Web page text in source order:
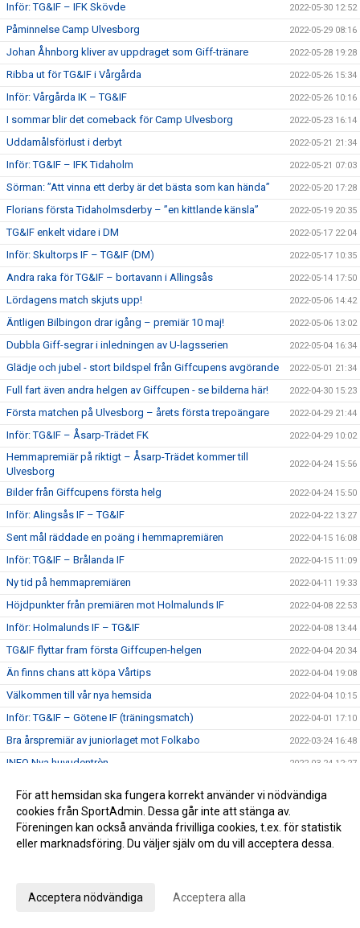
Inför: TG&IF – IFK Skövde 2022-05-30 12:52
Påminnelse Camp Ulvesborg 2022-05-29 08:16
Johan Åhnborg kliver av uppdraget som Giff-tränare 2022-05-28 19:28
Ribba ut för TG&IF i Vårgårda 2022-05-26 15:34
Inför: Vårgårda IK – TG&IF 2022-05-26 10:16
I sommar blir det comeback för Camp Ulvesborg 2022-05-23 16:14
Uddamålsförlust i derbyt 2022-05-21 21:34
Inför: TG&IF – IFK Tidaholm 2022-05-21 07:03
Sörman: ”Att vinna ett derby är det bästa som kan hända” 2022-05-20 17:28
Florians första Tidaholmsderby – ”en kittlande känsla” 2022-05-19 20:35
TG&IF enkelt vidare i DM 2022-05-17 22:04
Inför: Skultorps IF – TG&IF (DM) 2022-05-17 10:35
Andra raka för TG&IF – bortavann i Allingsås 2022-05-14 17:50
Lördagens match skjuts upp! 2022-05-06 14:42
Äntligen Bilbingon drar igång – premiär 10 maj! 2022-05-06 13:02
Dubbla Giff-segrar i inledningen av U-lagsserien 2022-05-04 16:34
Glädje och jubel - stort bildspel från Giffcupens avgörande 2022-05-01 21:34
Full fart även andra helgen av Giffcupen - se bilderna här! 2022-04-30 15:23
Första matchen på Ulvesborg – årets första trepoängare 2022-04-29 21:44
Inför: TG&IF – Åsarp-Trädet FK 2022-04-29 10:02
Hemmapremiär på riktigt – Åsarp-Trädet kommer till
Ulvesborg
2022-04-24 15:56
Bilder från Giffcupens första helg 2022-04-24 15:50
Inför: Alingsås IF – TG&IF 2022-04-22 13:27
Sent mål räddade en poäng i hemmapremiären 2022-04-15 16:08
Inför: TG&IF – Brålanda IF 2022-04-15 11:09
Ny tid på hemmapremiären 2022-04-11 19:33
Höjdpunkter från premiären mot Holmalunds IF 2022-04-08 22:53
Inför: Holmalunds IF – TG&IF 2022-04-08 13:44
TG&IF flyttar fram första Giffcupen-helgen 2022-04-04 20:34
Än finns chans att köpa Vårtips 2022-04-04 19:08
Välkommen till vår nya hemsida 2022-04-04 10:15
Inför: TG&IF – Götene IF (träningsmatch) 2022-04-01 17:10
Bra årspremiär av juniorlaget mot Folkabo 2022-03-24 16:48
INFO Nya huvudentrèn 2022-03-24 12:27
Inför: Husqvarna FF – TG&IF
Inför: TG&IF – IK Gauthiod (träningsmatch) 2022-03-05 07:33
Inför: TG&IF – Vänersborgs FK (träningsmatch)
För att hemsidan ska fungera korrekt använder vi nödvändiga
cookies från SportAdmin. Dessa går inte att stänga av.
Föreningen kan också använda frivilliga cookies, t.ex. för statistik
eller marknadsföring. Du väljer själv om du vill acceptera dessa.
Acceptera nödvändiga Acceptera alla